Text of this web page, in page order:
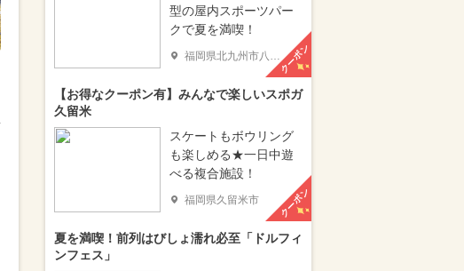
型の屋内スポーツパー
クで夏を満喫！
福岡県北九州市八幡西区 クーポン
【お得なクーポン有】みんなで楽しいスポガ
久留米
スケートもボウリング
も楽しめる★一日中遊
べる複合施設！
福岡県久留米市 クーポン
夏を満喫！前列はびしょ濡れ必至「ドルフィ
ンフェス」